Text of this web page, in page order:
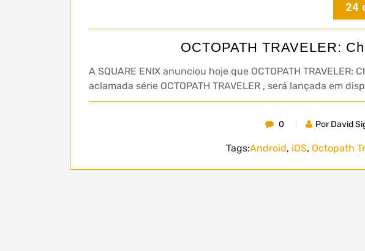
24
OCTOPATH TRAVELER:
A SQUARE ENIX anunciou hoje que OCTOPATH
aclamada série OCTOPATH TRAVELER , será lançada em
0 Por David
Tags:Android, iOS, Octopath